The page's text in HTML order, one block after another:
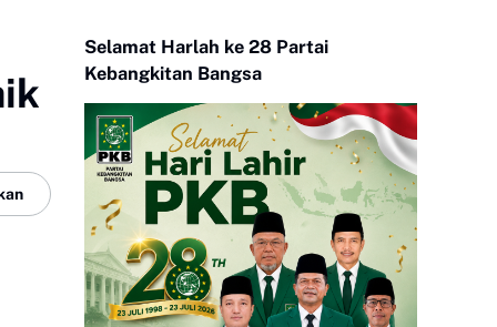
Selamat Harlah ke 28 Partai
Kebangkitan Bangsa